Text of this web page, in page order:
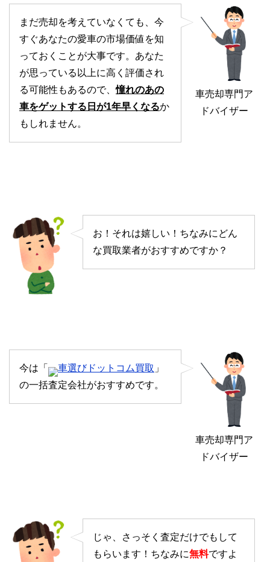
車売却専門ア
ドバイザー
まだ売却を考えていなくても、今
すぐあなたの愛車の市場価値を知
っておくことが大事です。あなた
が思っている以上に高く評価され
る可能性もあるので、憧れのあの
車をゲットする日が1年早くなるか
もしれません。
お！それは嬉しい！ちなみにどん
な買取業者がおすすめですか？
車売却専門ア
ドバイザー
今は「 車選びドットコム買取 」
の一括査定会社がおすすめです。
じゃ、さっそく査定だけでもして
もらいます！ちなみに無料ですよ